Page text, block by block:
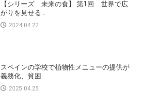
【シリーズ 未来の食】 第1回 世界で広
がりを見せる...
2024.04.22
スペインの学校で植物性メニューの提供が
義務化、貧困...
2025.04.25